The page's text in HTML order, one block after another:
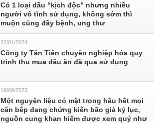
Có 1 loại dầu “kịch độc” nhưng nhiều
người vô tình sử dụng, không sớm thì
muộn cũng đầy bệnh, ung thư
22/01/2024
Công ty Tân Tiến chuyên nghiệp hóa quy
trình thu mua dầu ăn đã qua sử dụng
19/09/2023
Một nguyên liệu có mặt trong hầu hết mọi
căn bếp đang chứng kiến bão giá kỷ lục,
nguồn cung khan hiếm được xem quý như